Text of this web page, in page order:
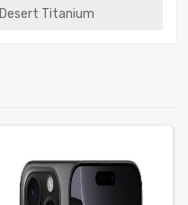
Desert Titanium